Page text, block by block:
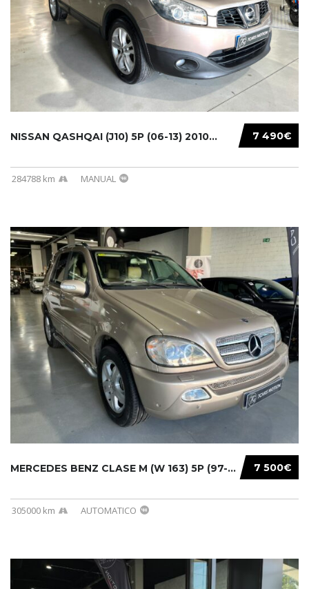
7 490€
NISSAN QASHQAI (J10) 5P (06-13) 2010...
284788 km MANUAL
7 500€
MERCEDES BENZ CLASE M (W 163) 5P (97-05) 200...
305000 km AUTOMATICO